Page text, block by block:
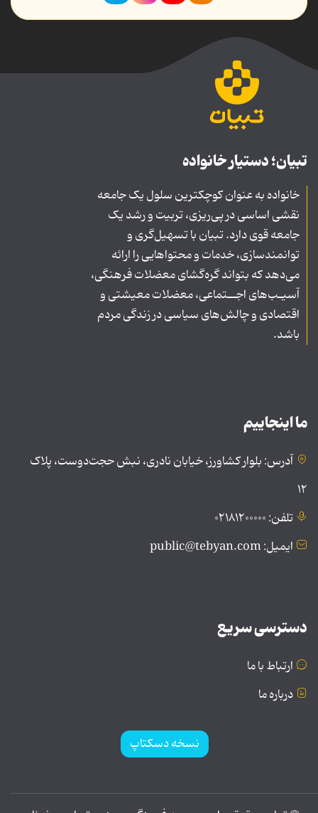
تبیان؛ دستیار خانواده
خانواده به عنوان کوچکترین سلول یک جامعه
نقشی اساسی در پی‌ریزی، تربیت و رشد یک
جامعه قوی دارد. تبیان با تسهیل‌گری و
توانمندسازی، خدمات و محتواهایی را ارائه
می‌دهد که بتواند گره‌گشای معضلات فرهنگی،
آسیـب‌های اجــتماعی، معضلات معیشتی و
اقتصادی و چالش‌های سیاسی در زندگی مردم
باشد.
ما اینجاییم
آدرس: بلوار کشاورز، خیابان نادری، نبش حجت‌دوست، پلاک
۱۲
تلفن: ۰۲۱۸۱۲۰۰۰۰۰
ایمیل: public@tebyan.com
دسترسی سریع
ارتباط با ما
درباره ما
نسخه دسکتاپ